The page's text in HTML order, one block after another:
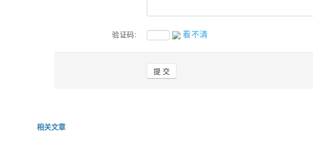
验证码: 看不清
相关文章